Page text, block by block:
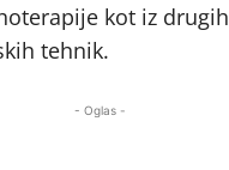
kot iz drugih
tehnik.
- Oglas -